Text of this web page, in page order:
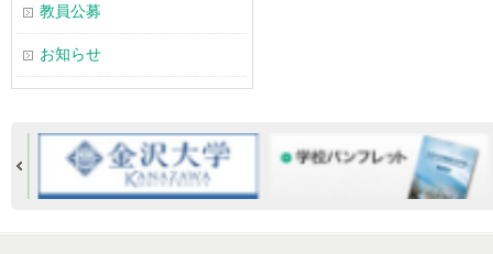
教員公募
お知らせ